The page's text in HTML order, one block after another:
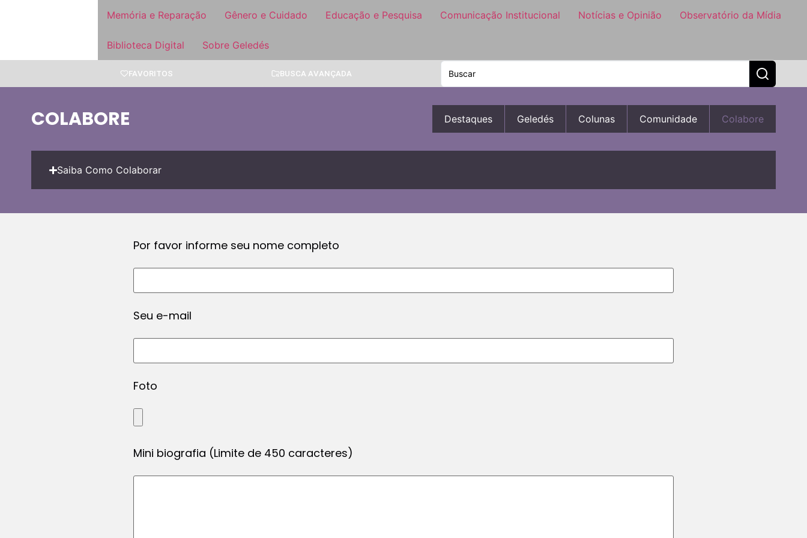
Memória e Reparação Gênero e Cuidado Educação e Pesquisa Comunicação Institucional Notícias e Opinião Observatório da Mídia
Biblioteca Digital Sobre Geledés
FAVORITOS BUSCA AVANÇADA
COLABORE Destaques Geledés Colunas Comunidade Colabore
Saiba Como Colaborar
Por favor informe seu nome completo
Seu e-mail
Foto
Mini biografia (Limite de 450 caracteres)